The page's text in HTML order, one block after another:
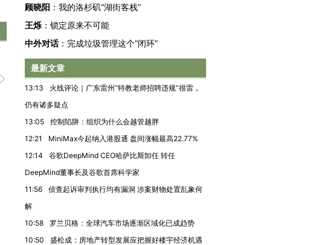
要防空导弹“救急”
【推广】走进第四届链博
会，让数智科技“链”接产
【特别呈现】寻找100种
【商旅对话】华住集团
CFO：不靠规模取胜，华
顾晓阳 ： 我的洛杉矶“湖街客栈”
王烁 ： 锁定原来不可能
中外对话： 完成垃圾管理这个“闭环”
最新文章
13:13
火线评论｜广东雷州“特教老师招聘违规”很雷，
仍有诸多疑点
13:05
控制陷阱：组织为什么会越管越胖
12:21
MiniMax今起纳入港股通 盘间涨幅最高22.77%
12:14
谷歌DeepMind CEO哈萨比斯卸任 转任
DeepMind董事长及谷歌首席科学家
11:56
侦查起诉审判执行均有漏洞 涉案财物处置乱象何
解
10:58
罗兰贝格：全球汽车市场逐渐区域化已成趋势
10:50
盛松成：房地产转型发展应把握好楼宇经济机遇